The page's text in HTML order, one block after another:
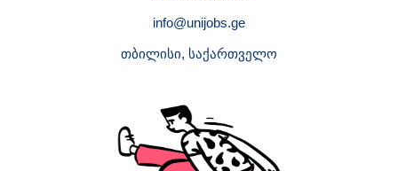
info@unijobs.ge
თბილისი, საქართველო